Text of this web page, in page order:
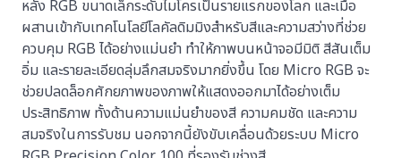
หลัง RGB ขนาดเล็กระดับไมโครเป็นรายแรกของโลก และเมื่อ
ผสานเข้ากับเทคโนโลยีโลคัลดิมมิงสำหรับสีและความสว่างที่ช่วย
ควบคุม RGB ได้อย่างแม่นยำ ทำให้ภาพบนหน้าจอมีมิติ สีสันเต็ม
อิ่ม และรายละเอียดลุ่มลึกสมจริงมากยิ่งขึ้น โดย Micro RGB จะ
ช่วยปลดล็อกศักยภาพของภาพให้แสดงออกมาได้อย่างเต็ม
ประสิทธิภาพ ทั้งด้านความแม่นยำของสี ความคมชัด และความ
สมจริงในการรับชม นอกจากนี้ยังขับเคลื่อนด้วยระบบ Micro